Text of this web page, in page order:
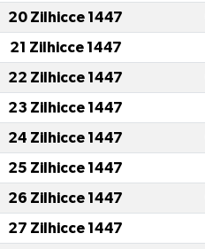
20 Zilhicce 1447
21 Zilhicce 1447
22 Zilhicce 1447
23 Zilhicce 1447
24 Zilhicce 1447
25 Zilhicce 1447
26 Zilhicce 1447
27 Zilhicce 1447